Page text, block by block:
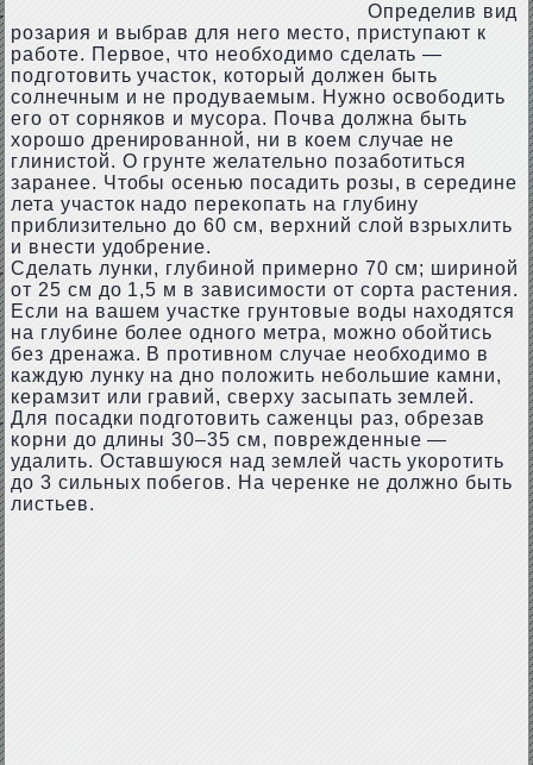
Определив вид
розария и выбрав для него место, приступают к
работе. Первое, что необходимо сделать —
подготовить участок, который должен быть
солнечным и не продуваемым. Нужно освободить
его от сорняков и мусора. Почва должна быть
хорошо дренированной, ни в коем случае не
глинистой. О грунте желательно позаботиться
заранее. Чтобы осенью посадить розы, в середине
лета участок надо перекопать на глубину
приблизительно до 60 см, верхний слой взрыхлить
и внести удобрение.
Сделать лунки, глубиной примерно 70 см; шириной
от 25 см до 1,5 м в зависимости от сорта растения.
Если на вашем участке грунтовые воды находятся
на глубине более одного метра, можно обойтись
без дренажа. В противном случае необходимо в
каждую лунку на дно положить небольшие камни,
керамзит или гравий, сверху засыпать землей.
Для посадки подготовить саженцы раз, обрезав
корни до длины 30–35 см, поврежденные —
удалить. Оставшуюся над землей часть укоротить
до 3 сильных побегов. На черенке не должно быть
листьев.